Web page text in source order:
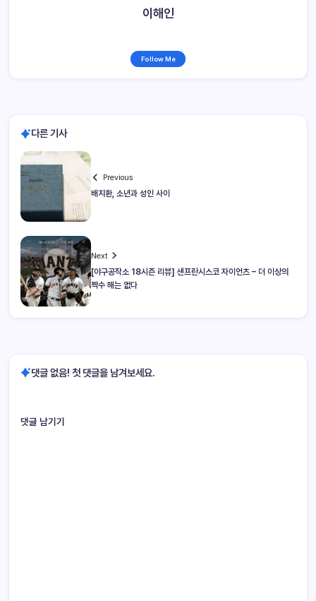
이해인
Follow Me
다른 기사
Previous
배지환, 소년과 성인 사이
Next
[야구공작소 18시즌 리뷰] 샌프란시스코 자이언츠 – 더 이상의
짝수 해는 없다
댓글 없음! 첫 댓글을 남겨보세요.
댓글 남기기